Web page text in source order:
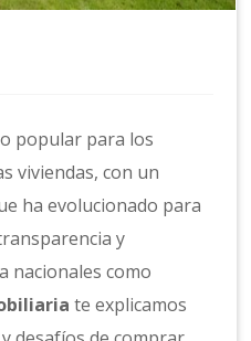
popular para los
viviendas, con un
ha evolucionado para
y
nacionales como
te explicamos